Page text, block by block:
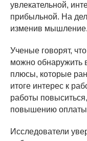
увлекательной,
прибыльной. На
изменив мышление.
Ученые говорят,
можно обнаружить
плюсы, которые
итоге интерес к
работы
повышению оплаты
Исследователи